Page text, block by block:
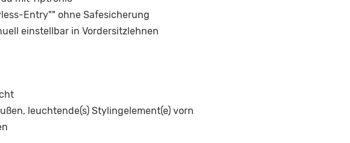
Entry"" ohne Safesicherung
einstellbar in Vordersitzlehnen
leuchtende(s) Stylingelement(e) vorn